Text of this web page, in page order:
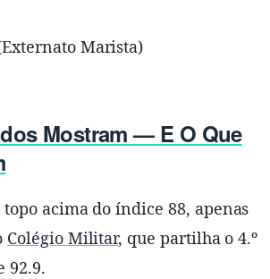
Marista)
Mostram — E O Que
topo acima do índice 88, apenas
Colégio Militar, que partilha o 4.º
92.9.